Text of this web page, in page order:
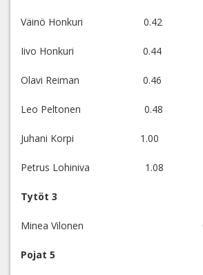
Väinö Honkuri 0.42
Iivo Honkuri 0.44
Olavi Reiman 0.46
Leo Peltonen 0.48
Juhani Korpi 1.00
Petrus Lohiniva 1.08
Tytöt 3
Minea Vilonen
Pojat 5